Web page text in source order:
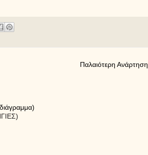
Παλαιότερη Ανάρτηση